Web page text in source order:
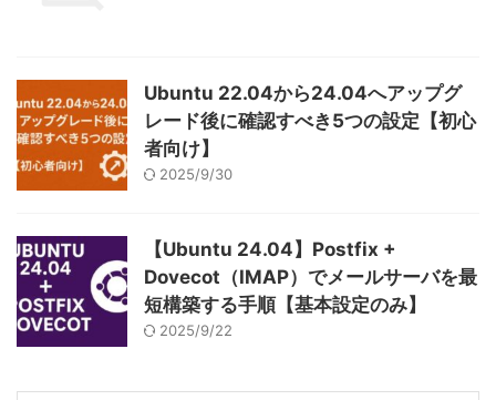
Ubuntu 22.04から24.04へアップグ
レード後に確認すべき5つの設定【初心
者向け】
2025/9/30
【Ubuntu 24.04】Postfix +
Dovecot（IMAP）でメールサーバを最
短構築する手順【基本設定のみ】
2025/9/22